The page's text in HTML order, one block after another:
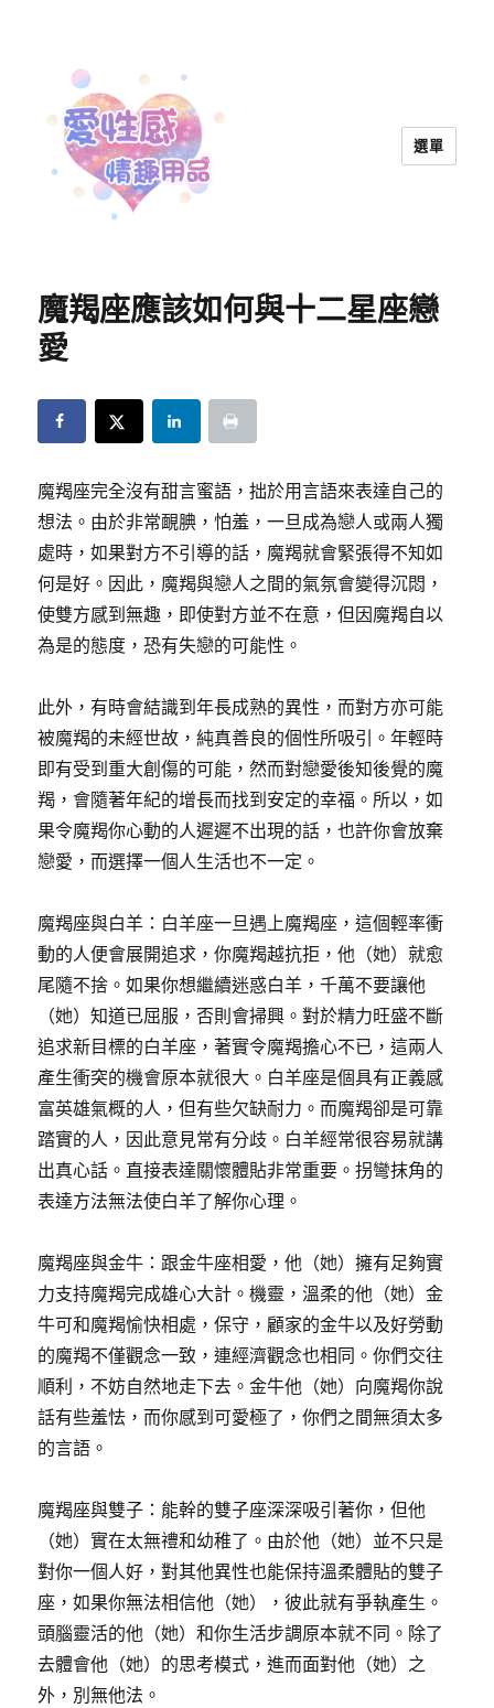
選單
魔羯座應該如何與十二星座戀
愛
魔羯座完全沒有甜言蜜語，拙於用言語來表達自己的
想法。由於非常靦腆，怕羞，一旦成為戀人或兩人獨
處時，如果對方不引導的話，魔羯就會緊張得不知如
何是好。因此，魔羯與戀人之間的氣氛會變得沉悶，
使雙方感到無趣，即使對方並不在意，但因魔羯自以
為是的態度，恐有失戀的可能性。
此外，有時會結識到年長成熟的異性，而對方亦可能
被魔羯的未經世故，純真善良的個性所吸引。年輕時
即有受到重大創傷的可能，然而對戀愛後知後覺的魔
羯，會隨著年紀的增長而找到安定的幸福。所以，如
果令魔羯你心動的人遲遲不出現的話，也許你會放棄
戀愛，而選擇一個人生活也不一定。
魔羯座與白羊：白羊座一旦遇上魔羯座，這個輕率衝
動的人便會展開追求，你魔羯越抗拒，他（她）就愈
尾隨不捨。如果你想繼續迷惑白羊，千萬不要讓他
（她）知道已屈服，否則會掃興。對於精力旺盛不斷
追求新目標的白羊座，著實令魔羯擔心不已，這兩人
產生衝突的機會原本就很大。白羊座是個具有正義感
富英雄氣概的人，但有些欠缺耐力。而魔羯卻是可靠
踏實的人，因此意見常有分歧。白羊經常很容易就講
出真心話。直接表達關懷體貼非常重要。拐彎抹角的
表達方法無法使白羊了解你心理。
魔羯座與金牛：跟金牛座相愛，他（她）擁有足夠實
力支持魔羯完成雄心大計。機靈，溫柔的他（她）金
牛可和魔羯愉快相處，保守，顧家的金牛以及好勞動
的魔羯不僅觀念一致，連經濟觀念也相同。你們交往
順利，不妨自然地走下去。金牛他（她）向魔羯你說
話有些羞怯，而你感到可愛極了，你們之間無須太多
的言語。
魔羯座與雙子：能幹的雙子座深深吸引著你，但他
（她）實在太無禮和幼稚了。由於他（她）並不只是
對你一個人好，對其他異性也能保持溫柔體貼的雙子
座，如果你無法相信他（她），彼此就有爭執產生。
頭腦靈活的他（她）和你生活步調原本就不同。除了
去體會他（她）的思考模式，進而面對他（她）之
外，別無他法。